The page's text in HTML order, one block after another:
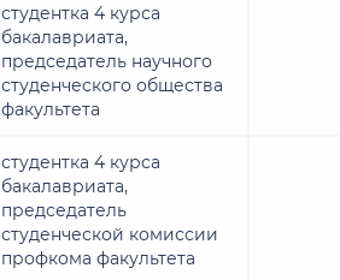
студентка 4 курса
бакалавриата,
председатель научного
студенческого общества
факультета
студентка 4 курса
бакалавриата,
председатель
студенческой комиссии
профкома факультета